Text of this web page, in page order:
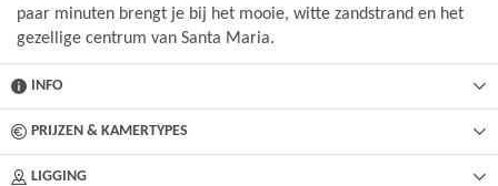
paar minuten brengt je bij het mooie, witte zandstrand en het
gezellige centrum van Santa Maria.
INFO
PRIJZEN & KAMERTYPES
LIGGING